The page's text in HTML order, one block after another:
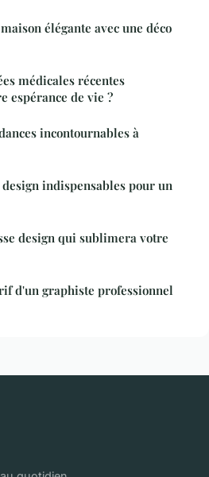
élégante avec une déco
médicales récentes
espérance de vie ?
incontournables à
design indispensables pour un
design qui sublimera votre
d'un graphiste professionnel